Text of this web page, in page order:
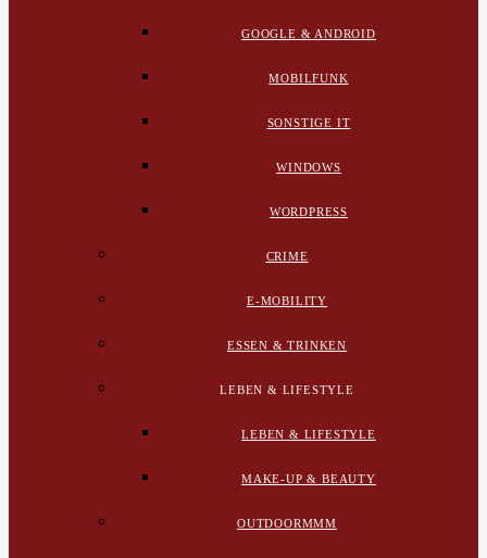
GOOGLE & ANDROID
MOBILFUNK
SONSTIGE IT
WINDOWS
WORDPRESS
CRIME
E-MOBILITY
ESSEN & TRINKEN
LEBEN & LIFESTYLE
LEBEN & LIFESTYLE
MAKE-UP & BEAUTY
OUTDOORMMM